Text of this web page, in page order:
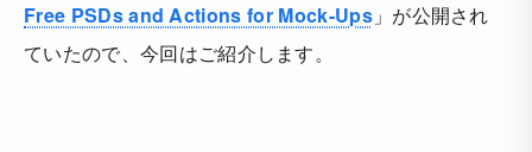
Free PSDs and Actions for Mock-Ups」が公開され
ていたので、今回はご紹介します。